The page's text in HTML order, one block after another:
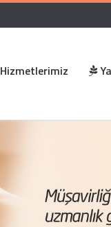
Hizmetlerimiz